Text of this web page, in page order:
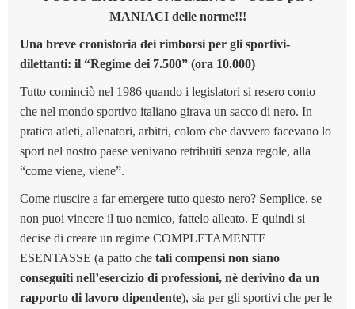
MANIACI delle norme!!!
Una breve cronistoria dei rimborsi per gli sportivi-
dilettanti: il “Regime dei 7.500” (ora 10.000)
Tutto cominciò nel 1986 quando i legislatori si resero conto
che nel mondo sportivo italiano girava un sacco di nero. In
pratica atleti, allenatori, arbitri, coloro che davvero facevano lo
sport nel nostro paese venivano retribuiti senza regole, alla
“come viene, viene”.
Come riuscire a far emergere tutto questo nero? Semplice, se
non puoi vincere il tuo nemico, fattelo alleato. E quindi si
decise di creare un regime COMPLETAMENTE
ESENTASSE (a patto che tali compensi non siano
conseguiti nell’esercizio di professioni, nè derivino da un
rapporto di lavoro dipendente), sia per gli sportivi che per le